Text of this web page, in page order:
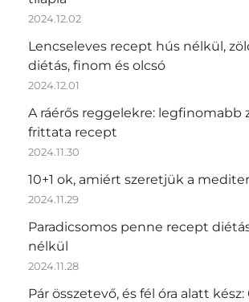
2024.12.02
Lencseleves recept hús nélkül,
diétás, finom és olcsó
2024.12.01
A ráérős reggelekre: legfinomabb
frittata recept
2024.11.30
10+1 ok, amiért szeretjük a
2024.11.29
Paradicsomos penne recept
nélkül
2024.11.28
Pár összetevő, és fél óra alatt kész: